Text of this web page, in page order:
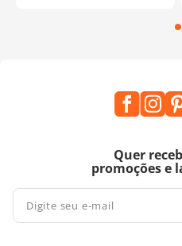
Quer
promoções e